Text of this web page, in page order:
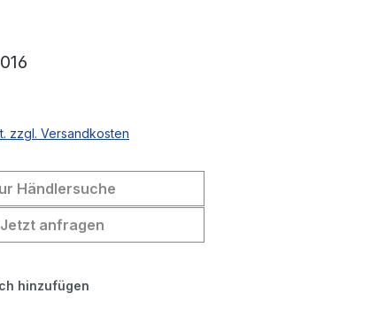
zzgl. Versandkosten
Händlersuche
Jetzt anfragen
hinzufügen